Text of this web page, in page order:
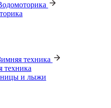
техника
техника
и лыжи